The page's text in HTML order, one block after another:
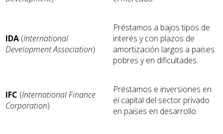
IDA (International
Development Association)
Préstamos a bajos tipos de
interés y con plazos de
amortización largos a países
pobres y en dificultades.
IFC (International Finance
Corporation)
Préstamos e inversiones en
el capital del sector privado
en países en desarrollo.